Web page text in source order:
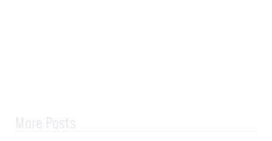
More Posts